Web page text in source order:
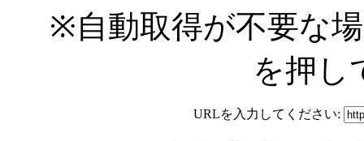
※自動取得が不要な
を押し
URLを入力してください: